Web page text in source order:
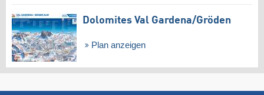
Dolomites Val Gardena/​Gröden
Plan anzeigen